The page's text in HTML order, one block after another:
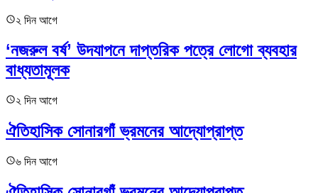
২ দিন আগে
‘নজরুল বর্ষ’ উদযাপনে দাপ্তরিক পত্রে লোগো ব্যবহার
বাধ্যতামূলক
২ দিন আগে
ঐতিহাসিক সোনারগাঁ ভ্রমনের আদ্যোপ্রাপ্ত
৬ দিন আগে